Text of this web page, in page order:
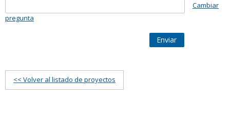
Cambiar
pregunta
Enviar
<< Volver al listado de proyectos